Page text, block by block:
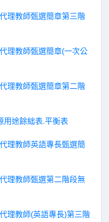
理教師甄選簡章第三階
理教師甄選簡章(一次公
理教師甄選簡章第二階
用途餘絀表.平衡表
理教師英語專長甄選簡
理教師甄選第二階段無
理教師(英語專長)第三階